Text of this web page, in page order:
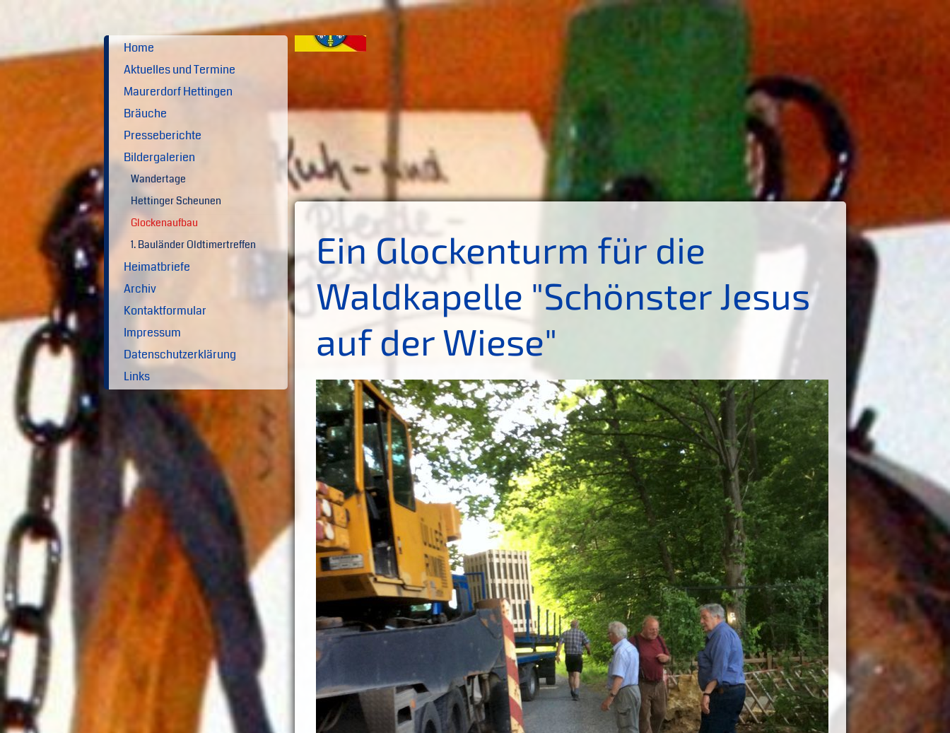
Home
Aktuelles und Termine
Maurerdorf Hettingen
Bräuche
Presseberichte
Bildergalerien
Wandertage
Hettinger Scheunen
Glockenaufbau
1. Bauländer Oldtimertreffen
Heimatbriefe
Archiv
Kontaktformular
Impressum
Datenschutzerklärung
Links
Ein Glockenturm für die
Waldkapelle "Schönster Jesus
auf der Wiese"